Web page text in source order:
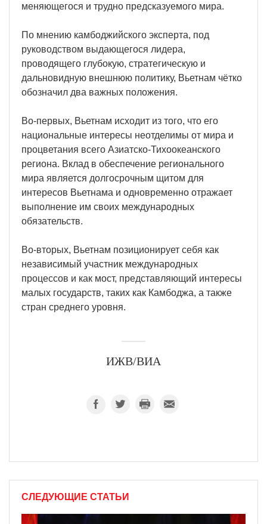
меняющегося и трудно предсказуемого мира.
По мнению камбоджийского эксперта, под
руководством выдающегося лидера,
проводящего глубокую, стратегическую и
дальновидную внешнюю политику, Вьетнам чётко
обозначил два важных положения.
Во-первых, Вьетнам исходит из того, что его
национальные интересы неотделимы от мира и
процветания всего Азиатско-Тихоокеанского
региона. Вклад в обеспечение регионального
мира является долгосрочным щитом для
интересов Вьетнама и одновременно отражает
выполнение им своих международных
обязательств.
Во-вторых, Вьетнам позиционирует себя как
независимый участник международных
процессов и как мост, представляющий интересы
малых государств, таких как Камбоджа, а также
стран среднего уровня.
ИЖВ/ВИА
СЛЕДУЮЩИЕ СТАТЬИ